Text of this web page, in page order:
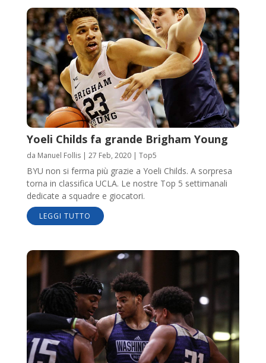
Yoeli Childs fa grande Brigham Young
da Manuel Follis| 27 Feb, 2020| Top5
BYU non si ferma più grazie a Yoeli Childs. A sorpresa
torna in classifica UCLA. Le nostre Top 5 settimanali
dedicate a squadre e giocatori.
LEGGI TUTTO